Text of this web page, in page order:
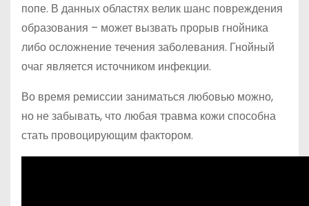
попе. В данных областях велик шанс повреждения
образования – может вызвать прорыв гнойника
либо осложнение течения заболевания. Гнойный
очаг является источником инфекции.
Во время ремиссии заниматься любовью можно,
но не забывать, что любая травма кожи способна
стать провоцирующим фактором.